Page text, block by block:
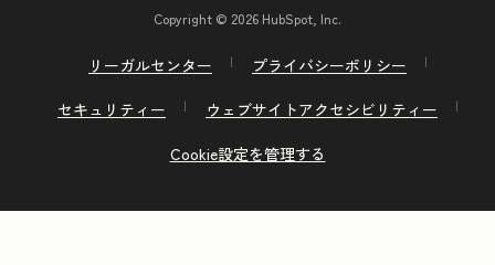
Copyright © 2026 HubSpot, Inc.
リーガルセンター
プライバシーポリシー
セキュリティー
ウェブサイトアクセシビリティー
Cookie設定を管理する